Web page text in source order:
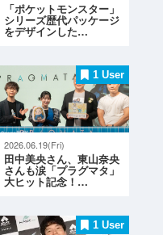
「ポケットモンスター」
シリーズ歴代パッケージ
をデザインした…
1 User
2026.06.19(Fri)
田中美央さん、東山奈央
さんも涙「プラグマタ」
大ヒット記念！…
1 User